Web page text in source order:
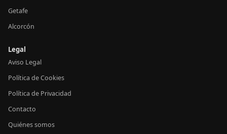
Getafe
Alcorcón
Legal
Aviso Legal
Política de Cookies
Política de Privacidad
Contacto
Quiénes somos